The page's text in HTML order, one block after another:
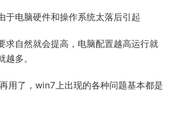
于电脑硬件和操作系统太落后引起
求自然就会提高，电脑配置越高运行就
多。
用了，win7上出现的各种问题基本都是